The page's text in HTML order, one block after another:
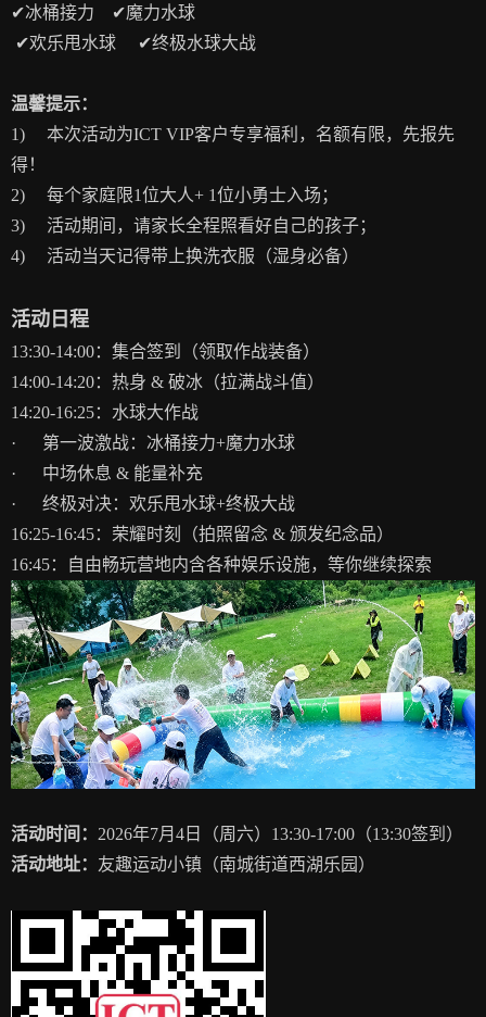
✔冰桶接力 ✔魔力水球
✔欢乐甩水球 ✔终极水球大战
温馨提示：
1) 本次活动为ICT VIP客户专享福利，名额有限，先报先
得！
2) 每个家庭限1位大人+ 1位小勇士入场；
3) 活动期间，请家长全程照看好自己的孩子；
4) 活动当天记得带上换洗衣服（湿身必备）
活动日程
13:30-14:00：集合签到（领取作战装备）
14:00-14:20：热身 & 破冰（拉满战斗值）
14:20-16:25： 水球大作战
· 第一波激战：冰桶接力+魔力水球
· 中场休息 & 能量补充
· 终极对决：欢乐甩水球+终极大战
16:25-16:45：荣耀时刻（拍照留念 & 颁发纪念品）
16:45：自由畅玩营地内含各种娱乐设施，等你继续探索
活动时间： 2026年7月4日（周六）13:30-17:00（13:30签到）
活动地址： 友趣运动小镇（南城街道西湖乐园）